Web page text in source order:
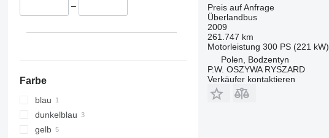
–
Farbe
blau
dunkelblau
gelb
Preis auf Anfrage
Überlandbus
2009
261.747 km
Motorleistung 300 PS (221 kW)
Polen, Bodzentyn
P.W. OSZYWA RYSZARD
Verkäufer kontaktieren